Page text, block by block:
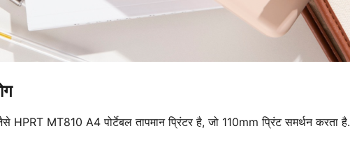
MT810 A4 पोर्टेबल तापमान प्रिंटर है, जो 110mm प्रिंट समर्थन करता है.